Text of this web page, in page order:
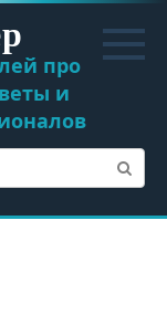
про
и